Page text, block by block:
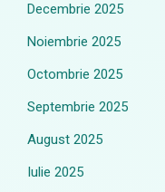
Decembrie 2025
Noiembrie 2025
Octombrie 2025
Septembrie 2025
August 2025
Iulie 2025